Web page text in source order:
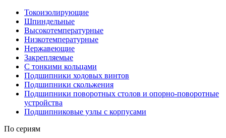
Токоизолирующие
Шпиндельные
Высокотемпературные
Низкотемпературные
Нержавеющие
Закрепляемые
С тонкими кольцами
Подшипники ходовых винтов
Подшипники скольжения
Подшипники поворотных столов и опорно-поворотные
устройства
Подшипниковые узлы с корпусами
По сериям